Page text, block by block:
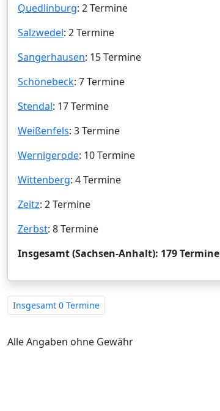
Quedlinburg: 2 Termine
Salzwedel: 2 Termine
Sangerhausen: 15 Termine
Schönebeck: 7 Termine
Stendal: 17 Termine
Weißenfels: 3 Termine
Wernigerode: 10 Termine
Wittenberg: 4 Termine
Zeitz: 2 Termine
Zerbst: 8 Termine
Insgesamt (Sachsen-Anhalt): 179 Termine
Insgesamt 0 Termine
Alle Angaben ohne Gewähr